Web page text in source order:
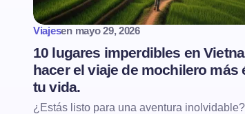
Viajesen mayo 29, 2026
10 lugares imperdibles en
hacer el viaje de mochilero más
tu vida.
¿Estás listo para una aventura